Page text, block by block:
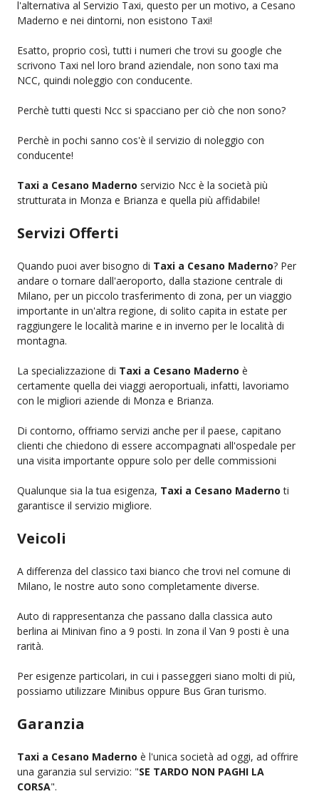
l'alternativa al Servizio Taxi, questo per un motivo, a Cesano
Maderno e nei dintorni, non esistono Taxi!
Esatto, proprio così, tutti i numeri che trovi su google che
scrivono Taxi nel loro brand aziendale, non sono taxi ma
NCC, quindi noleggio con conducente.
Perchè tutti questi Ncc si spacciano per ciò che non sono?
Perchè in pochi sanno cos'è il servizio di noleggio con
conducente!
Taxi a Cesano Maderno servizio Ncc è la società più
strutturata in Monza e Brianza e quella più affidabile!
Servizi Offerti
Quando puoi aver bisogno di Taxi a Cesano Maderno? Per
andare o tornare dall'aeroporto, dalla stazione centrale di
Milano, per un piccolo trasferimento di zona, per un viaggio
importante in un'altra regione, di solito capita in estate per
raggiungere le località marine e in inverno per le località di
montagna.
La specializzazione di Taxi a Cesano Maderno è
certamente quella dei viaggi aeroportuali, infatti, lavoriamo
con le migliori aziende di Monza e Brianza.
Di contorno, offriamo servizi anche per il paese, capitano
clienti che chiedono di essere accompagnati all'ospedale per
una visita importante oppure solo per delle commissioni
Qualunque sia la tua esigenza, Taxi a Cesano Maderno ti
garantisce il servizio migliore.
Veicoli
A differenza del classico taxi bianco che trovi nel comune di
Milano, le nostre auto sono completamente diverse.
Auto di rappresentanza che passano dalla classica auto
berlina ai Minivan fino a 9 posti. In zona il Van 9 posti è una
rarità.
Per esigenze particolari, in cui i passeggeri siano molti di più,
possiamo utilizzare Minibus oppure Bus Gran turismo.
Garanzia
Taxi a Cesano Maderno è l'unica società ad oggi, ad offrire
una garanzia sul servizio: "SE TARDO NON PAGHI LA
CORSA".